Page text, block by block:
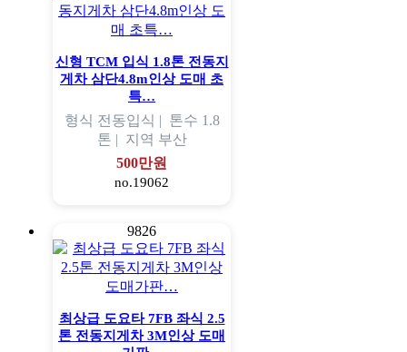
신형 TCM 입식 1.8톤 전동지
게차 삼단4.8m인상 도매 초
특…
형식 전동입식 | 톤수 1.8
톤 | 지역 부산
500만원
no.19062
9826
최상급 도요타 7FB 좌식 2.5
톤 전동지게차 3M인상 도매